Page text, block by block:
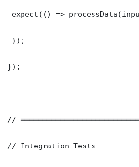
expect(() =>
});
});
//
// Integration Tests